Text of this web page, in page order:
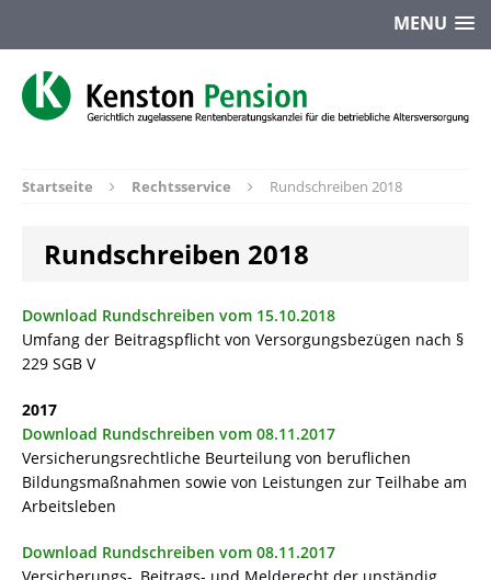
MENU
Startseite Rechtsservice Rundschreiben 2018
Rundschreiben 2018
Download Rundschreiben vom 15.10.2018
Umfang der Beitragspflicht von Versorgungsbezügen nach §
229 SGB V
2017
Download Rundschreiben vom 08.11.2017
Versicherungsrechtliche Beurteilung von beruflichen
Bildungsmaßnahmen sowie von Leistungen zur Teilhabe am
Arbeitsleben
Download Rundschreiben vom 08.11.2017